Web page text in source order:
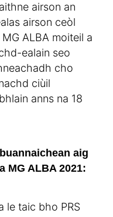
airson an
airson ceòl
ALBA moiteil a
ealain seo
cho
ciùil
anns na 18
aig
MG ALBA 2021:
le taic bho PRS